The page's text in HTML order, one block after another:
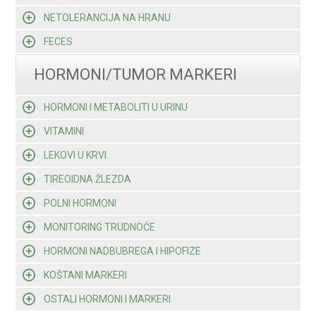
NETOLERANCIJA NA HRANU
FECES
HORMONI/TUMOR MARKERI
HORMONI I METABOLITI U URINU
VITAMINI
LEKOVI U KRVI
TIREOIDNA ŽLEZDA
POLNI HORMONI
MONITORING TRUDNOĆE
HORMONI NADBUBREGA I HIPOFIZE
KOŠTANI MARKERI
OSTALI HORMONI I MARKERI